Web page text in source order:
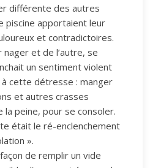
différente des autres
piscine apportaient leur
et contradictoires.
nager et de l’autre, se
un sentiment violent
cette détresse : manger
et autres crasses
peine, pour se consoler.
était le ré-enclenchement
».
de remplir un vide